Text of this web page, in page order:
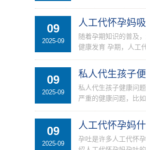
09
2025-09
人工代怀孕妈
随着孕期知识的普及
健康发育 孕期，人工
09
2025-09
私人代生孩子
私人代生孩子健康问
严重的健康问题，比
09
2025-09
人工代怀孕妈
孕吐是许多人工代怀